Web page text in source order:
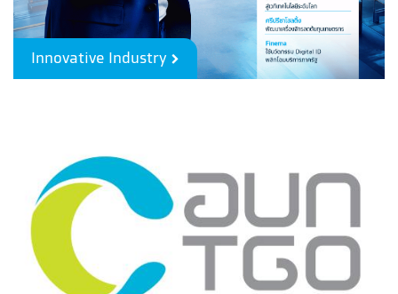
Innovative Industry